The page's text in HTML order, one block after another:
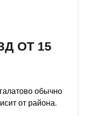
ОТ 15
обычно
от района.